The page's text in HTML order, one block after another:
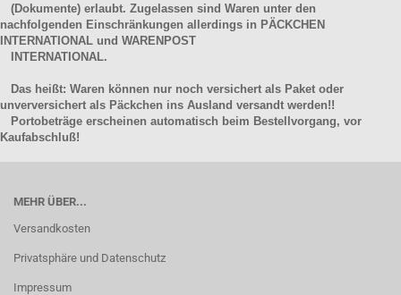
(Dokumente) erlaubt. Zugelassen sind Waren unter den
nachfolgenden Einschränkungen allerdings in PÄCKCHEN
INTERNATIONAL und WARENPOST
INTERNATIONAL.
Das heißt: Waren können nur noch versichert als Paket oder
unverversichert als Päckchen ins Ausland versandt werden!!
Portobeträge erscheinen automatisch beim Bestellvorgang, vor
Kaufabschluß!
MEHR ÜBER...
Versandkosten
Privatsphäre und Datenschutz
Impressum